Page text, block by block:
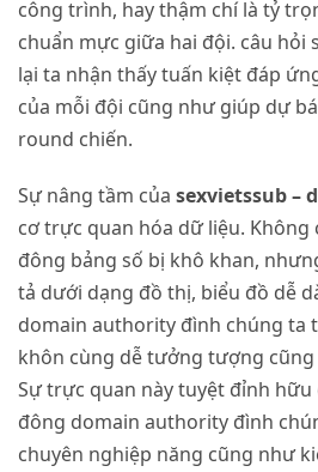
công trình, hay thậm chí là tỷ
chuẩn mực giữa hai đội. câu hỏi
lại ta nhận thấy tuấn kiệt đáp
của mỗi đội cũng như giúp dự
round chiến.
Sự nâng tầm của sexvietssub –
cơ trực quan hóa dữ liệu. Không
đông bảng số bị khô khan,
tả dưới dạng đồ thị, biểu đồ dễ
domain authority đình chúng ta
khôn cùng dễ tưởng tượng
Sự trực quan này tuyệt đỉnh
đông domain authority đình
chuyên nghiệp năng cũng như